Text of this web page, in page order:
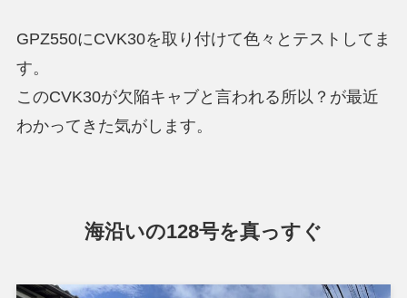
GPZ550にCVK30を取り付けて色々とテストしてま
す。
このCVK30が欠陥キャブと言われる所以？が最近
わかってきた気がします。
海沿いの128号を真っすぐ